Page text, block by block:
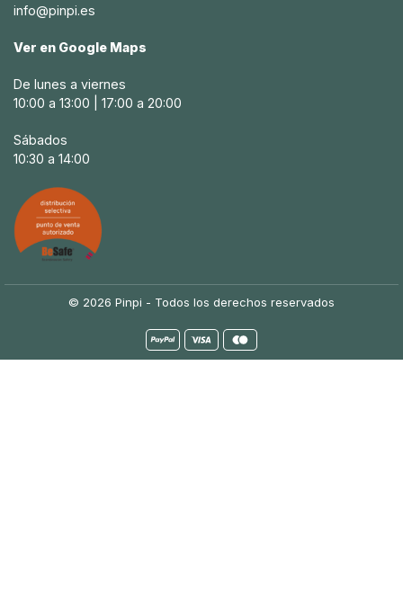
info@pinpi.es
Ver en Google Maps
De lunes a viernes
10:00 a 13:00 | 17:00 a 20:00
Sábados
10:30 a 14:00
© 2026 Pinpi - Todos los derechos reservados